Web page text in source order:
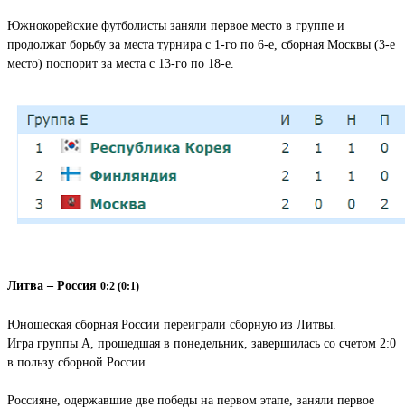
Южнокорейские футболисты заняли первое место в группе и
продолжат борьбу за места турнира с 1-го по 6-е, сборная Москвы (3-е
место) поспорит за места с 13-го по 18-е.
Литва – Россия 0:2 (0:1)
Юношеская сборная России переиграли сборную из Литвы.
Игра группы А, прошедшая в понедельник, завершилась со счетом 2:0
в пользу сборной России.
Россияне, одержавшие две победы на первом этапе, заняли первое